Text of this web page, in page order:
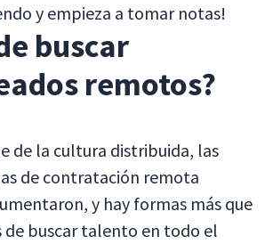
y empieza a tomar notas!
buscar
remotos?
de la cultura distribuida, las
de contratación remota
y hay formas más que
de buscar talento en todo el